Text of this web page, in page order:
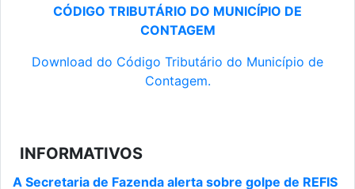
CÓDIGO TRIBUTÁRIO DO MUNICÍPIO DE
CONTAGEM
Download do Código Tributário do Município de
Contagem.
INFORMATIVOS
A Secretaria de Fazenda alerta sobre golpe de REFIS